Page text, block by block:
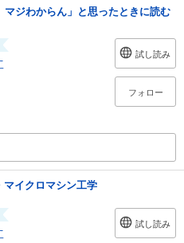
マジわからん」と思ったときに読む
試し読み
フォロー
イクロマシン工学
試し読み